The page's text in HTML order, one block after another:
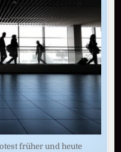
früher und heute